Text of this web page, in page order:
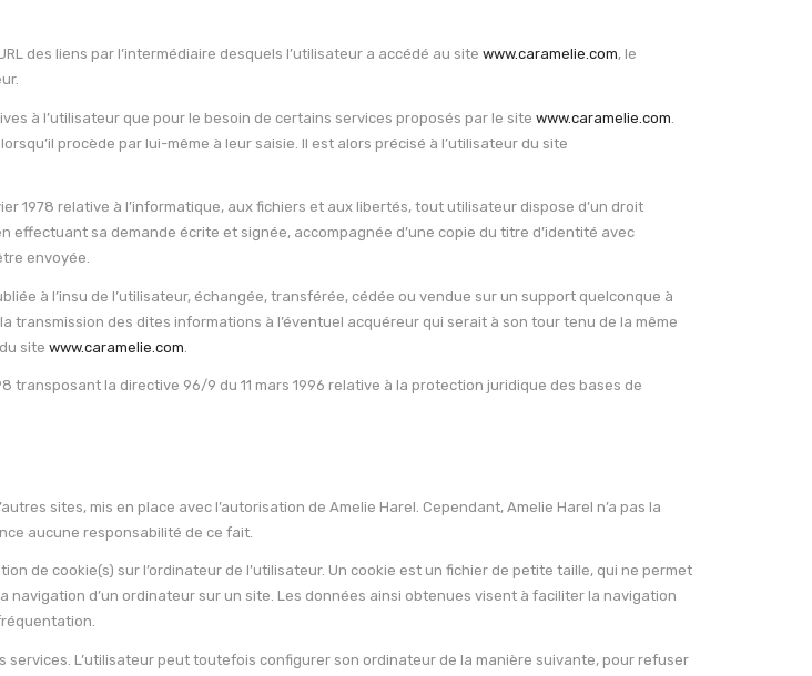
des liens par l’intermédiaire desquels l’utilisateur a accédé au site www.caramelie.com, le
à l’utilisateur que pour le besoin de certains services proposés par le site www.caramelie.com
procède par lui-même à leur saisie. Il est alors précisé à l’utilisateur du site
1978 relative à l’informatique, aux fichiers et aux libertés, tout utilisateur dispose d’un droit
effectuant sa demande écrite et signée, accompagnée d’une copie du titre d’identité avec
envoyée.
à l’insu de l’utilisateur, échangée, transférée, cédée ou vendue sur un support quelconque à
transmission des dites informations à l’éventuel acquéreur qui serait à son tour tenu de la même
site www.caramelie.com
transposant la directive 96/9 du 11 mars 1996 relative à la protection juridique des bases de
sites, mis en place avec l’autorisation de Amelie Harel. Cependant, Amelie Harel n’a pas la
aucune responsabilité de ce fait.
de cookie(s) sur l’ordinateur de l’utilisateur. Un cookie est un fichier de petite taille, qui ne permet
d’un ordinateur sur un site. Les données ainsi obtenues visent à faciliter la navigation
services. L’utilisateur peut toutefois configurer son ordinateur de la manière suivante, pour refuser